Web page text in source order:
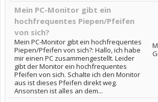
Mein PC-Monitor gibt ein
hochfrequentes Piepen/Pfeifen
von sich?
Mein PC-Monitor gibt ein hochfrequentes
Piepen/Pfeifen von sich?: Hallo, ich habe
mir einen PC zusammengestellt. Leider
gibt der Monitor ein hochfrequentes
Pfeifen von sich. Schalte ich den Monitor
aus ist dieses Pfeifen direkt weg.
Ansonsten ist alles an dem...